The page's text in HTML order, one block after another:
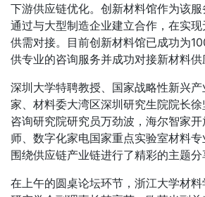
下游供应链优化。创新材料馆作为该服
通过与大型制造企业建立合作，在实
供需对接。目前创新材料馆已成功为
供专业的咨询服务并成功对接新材料供
深圳大学特聘教授、国家战略性新兴
家、材料委大湾区深圳研究生院院长
咨询研究院研究员万劲波，海尔智家
师、数字化家电国家重点实验室材料
围绕供应链产业链进行了精彩的主题分
在上午的圆桌论坛环节，浙江大学材